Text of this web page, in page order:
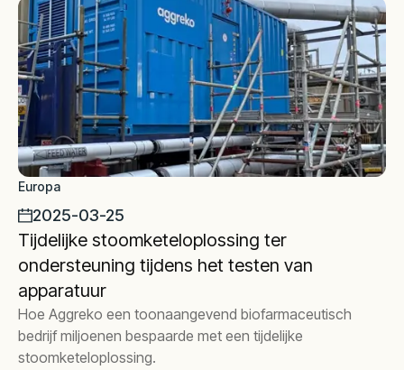
Europa
2025-03-25
Tijdelijke stoomketeloplossing ter
ondersteuning tijdens het testen van
apparatuur
Hoe Aggreko een toonaangevend biofarmaceutisch
bedrijf miljoenen bespaarde met een tijdelijke
stoomketeloplossing.